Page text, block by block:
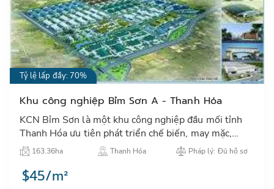
Tỷ lệ lấp đầy: 70%
Khu công nghiệp Bỉm Sơn A - Thanh Hóa
KCN Bỉm Sơn là một khu công nghiệp đầu mối tỉnh
Thanh Hóa ưu tiên phát triển chế biến, may mặc,
một trong các ngành thu hút đầu tư nước ngoài của
tỉnh Thanh Hóa…
163.36ha Thanh Hóa Pháp lý: Đủ hồ sơ
$45/m²